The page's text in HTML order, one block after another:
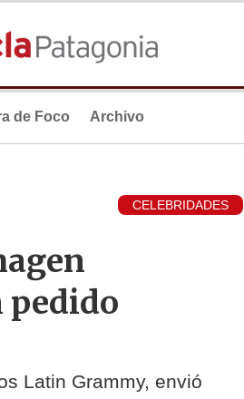
de Foco Archivo
CELEBRIDADES
pedido
Latin Grammy, envió